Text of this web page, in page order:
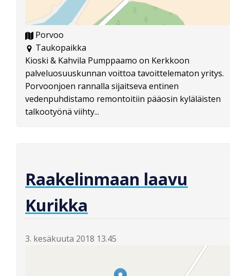
Porvoo
Taukopaikka
Kioski & Kahvila Pumppaamo on Kerkkoon
palveluosuuskunnan voittoa tavoittelematon yritys.
Porvoonjoen rannalla sijaitseva entinen
vedenpuhdistamo remontoitiin pääosin kyläläisten
talkootyönä viihty...
Raakelinmaan laavu
Kurikka
3. kesäkuuta 2018 13.45